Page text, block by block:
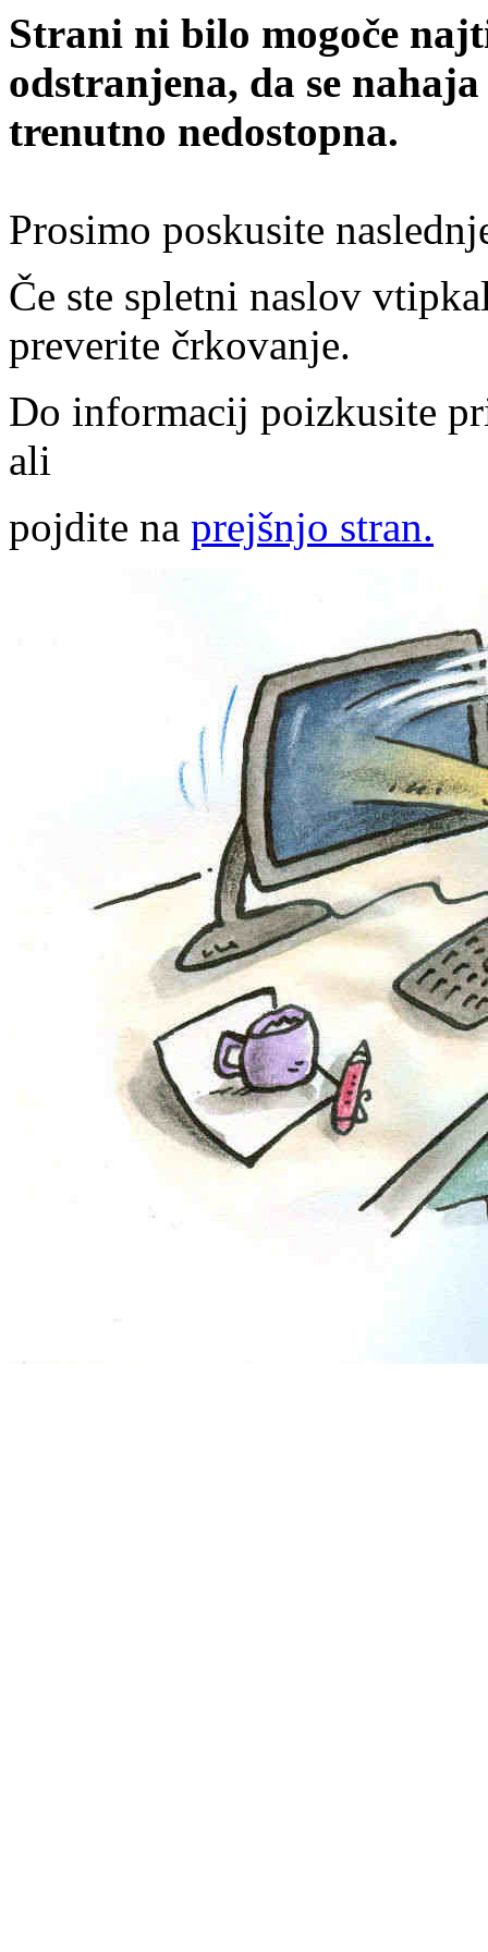
Strani ni bilo mogoče
odstranjena, da se
trenutno nedostopna.
Prosimo poskusite
Če ste spletni naslov
preverite črkovanje.
Do informacij poizkusite
ali
pojdite na prejšnjo stran.